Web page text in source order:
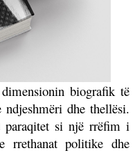
biografik të
dhe thellësi.
paraqitet si një rrëfim i
rrethanat politike dhe